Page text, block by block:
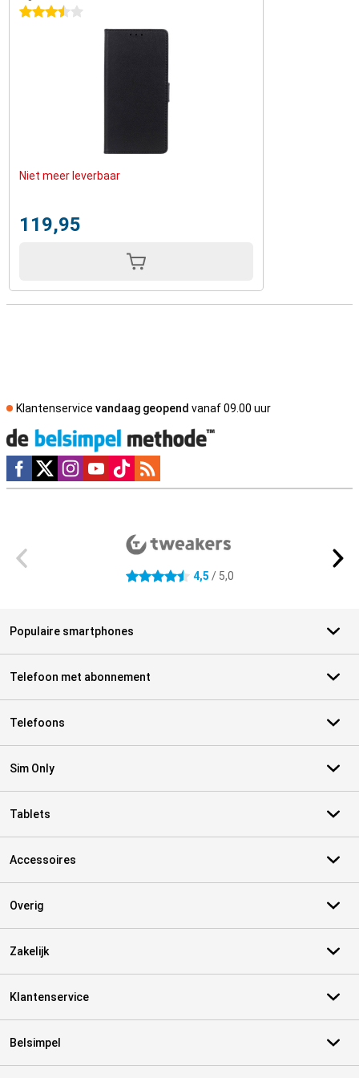
3.5 sterren
Niet meer leverbaar
119,95
Klantenservice vandaag geopend vanaf 09.00 uur
Social media
4.5 sterren 4,5 / 5,0
Populaire smartphones
Telefoon met abonnement
Telefoons
Sim Only
Tablets
Accessoires
Overig
Zakelijk
Klantenservice
Belsimpel